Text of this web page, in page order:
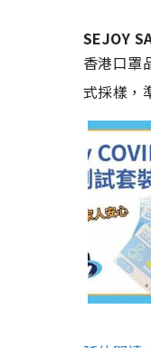
SEJOY
香港口罩
式採樣，